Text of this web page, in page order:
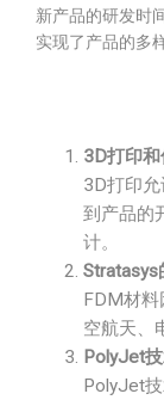
新产品的研发时
实现了产品的多
3D打印
3D打印
到产品的
计。
Stratasys
FDM材料
空航天、
PolyJet
PolyJet